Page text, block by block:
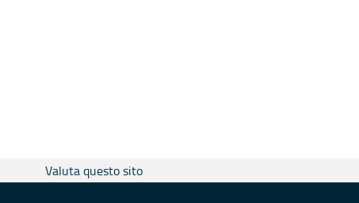
Valuta questo sito